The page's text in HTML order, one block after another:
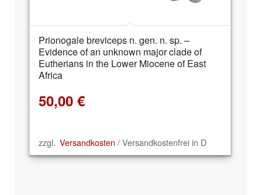
Prionogale breviceps n. gen. n. sp. –
Evidence of an unknown major clade of
Eutherians in the Lower Miocene of East
Africa
50,00 €
zzgl. Versandkosten / Versandkostenfrei in D